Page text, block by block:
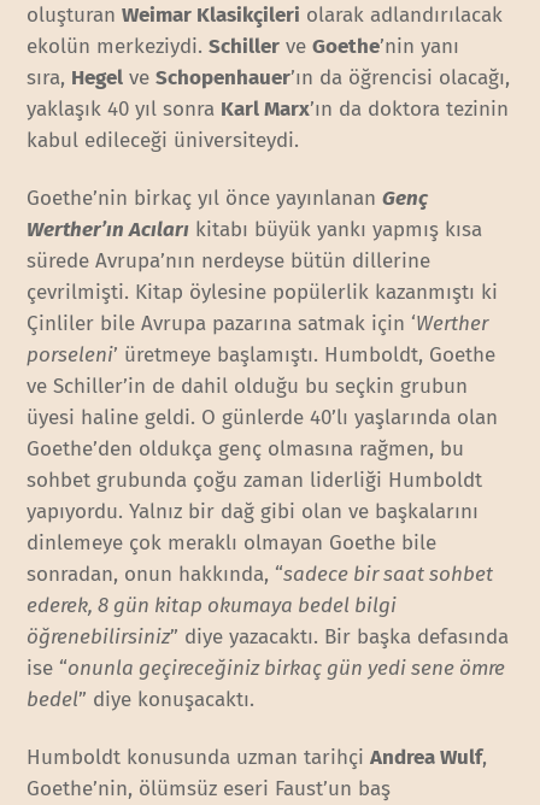
oluşturanWeimar Klasikçileri olarak adlandırılacak
ekolün merkeziydi.Schiller veGoethe’nin yanı
sıra, Hegel veSchopenhauer’ın da öğrencisi olacağı,
yaklaşık 40 yıl sonra Karl Marx’ın da doktora tezinin
kabul edileceği üniversiteydi.
Goethe’nin birkaç yıl önce yayınlananGenç
Werther’ın Acıları kitabı büyük yankı yapmış kısa
sürede Avrupa’nın nerdeyse bütün dillerine
çevrilmişti. Kitap öylesine popülerlik kazanmıştı ki
Çinliler bile Avrupa pazarına satmak için ‘Werther
porseleni’ üretmeye başlamıştı. Humboldt, Goethe
ve Schiller’in de dahil olduğu bu seçkin grubun
üyesi haline geldi. O günlerde 40’lı yaşlarında olan
Goethe’den oldukça genç olmasına rağmen, bu
sohbet grubunda çoğu zaman liderliği Humboldt
yapıyordu. Yalnız bir dağ gibi olan ve başkalarını
dinlemeye çok meraklı olmayan Goethe bile
sonradan, onun hakkında, “sadece bir saat sohbet
ederek, 8 gün kitap okumaya bedel bilgi
öğrenebilirsiniz” diye yazacaktı. Bir başka defasında
ise “onunla geçireceğiniz birkaç gün yedi sene ömre
bedel” diye konuşacaktı.
Humboldt konusunda uzman tarihçiAndrea Wulf,
Goethe’nin, ölümsüz eseri Faust’un baş